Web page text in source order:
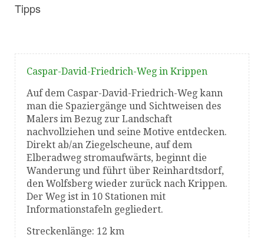
Tipps
Caspar-David-Friedrich-Weg in Krippen
Auf dem Caspar-David-Friedrich-Weg kann
man die Spaziergänge und Sichtweisen des
Malers im Bezug zur Landschaft
nachvollziehen und seine Motive entdecken.
Direkt ab/an Ziegelscheune, auf dem
Elberadweg stromaufwärts, beginnt die
Wanderung und führt über Reinhardtsdorf,
den Wolfsberg wieder zurück nach Krippen.
Der Weg ist in 10 Stationen mit
Informationstafeln gegliedert.
Streckenlänge: 12 km